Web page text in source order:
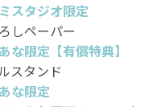
スタジオ限定
しペーパー
な限定 【有償特典】
スタンド
な限定